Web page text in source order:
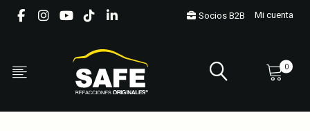
Socios B2B Mi cuenta
0